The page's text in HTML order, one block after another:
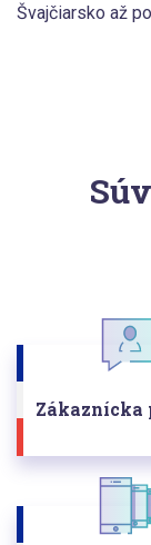
Švajčiarsko až
Zákaznícka